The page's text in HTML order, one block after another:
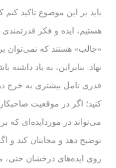
باید بر این موضوع تاکید کنم
هستیم، ایده‌ و فکر قدرتمندی
«جالب» هستند که نمی‌توان
نهاد. بنابراین، به یاد داشته
قدری تامل بیشتری به خرج
کنید؛ اگر در موقعیت
می‌تواند در موردایده‌ای که
توضیح دهد و مجابتان کند و
روی ایده‌های درخشان حتی،